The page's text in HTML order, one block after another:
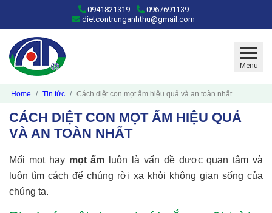
0941821319
0967691139
dietcontrunganhthu@gmail.com
Menu
Home Tin tức Cách diệt con mọt ẩm hiệu quả và an toàn nhất
CÁCH DIỆT CON MỌT ẨM HIỆU QUẢ
VÀ AN TOÀN NHẤT
Mối mọt hay mọt ẩm
luôn là vấn đề được quan tâm và
luôn tìm cách để chúng rời xa khỏi không gian sống của
chúng ta.